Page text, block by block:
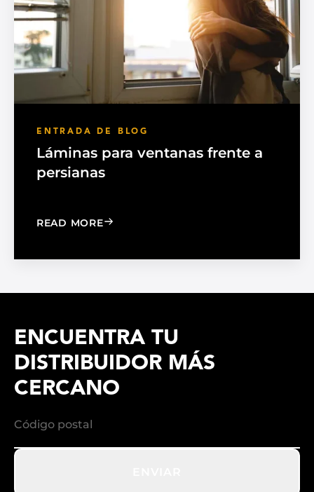
ENTRADA DE BLOG
Láminas para ventanas frente a
persianas
READ MORE: WINDOW FILM VS. WINDOW
ENCUENTRA TU
DISTRIBUIDOR MÁS
CERCANO